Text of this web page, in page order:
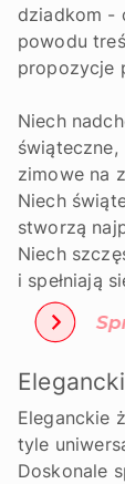
dziadkom -
powodu
propozycje
Niech
świąteczne,
zimowe na
Niech
stworzą
Niech
i spełniają
Eleganckie
tyle
Doskonale